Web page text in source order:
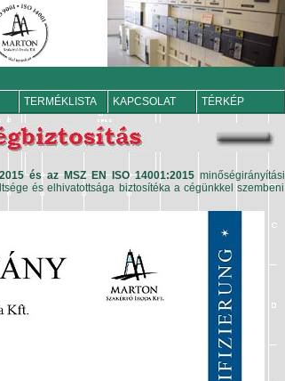
TERMÉKLISTA KAPCSOLAT TÉRKÉP
és az MSZ EN ISO 14001:2015minőségirányítási
és elhivatottsága biztosítéka a cégünkkel szembeni